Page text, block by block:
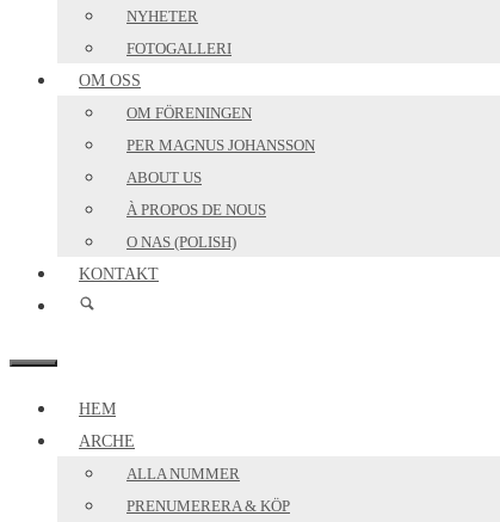
NYHETER
FOTOGALLERI
OM OSS
OM FÖRENINGEN
PER MAGNUS JOHANSSON
ABOUT US
À PROPOS DE NOUS
O NAS (POLISH)
KONTAKT
MENY
HEM
ARCHE
ALLA NUMMER
PRENUMERERA & KÖP